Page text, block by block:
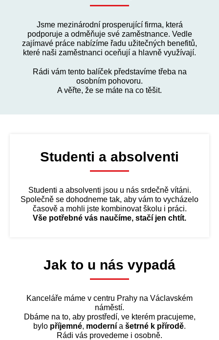
Jsme mezinárodní prosperující firma, která
podporuje a odměňuje své zaměstnance. Vedle
zajímavé práce nabízíme řadu užitečných benefitů,
které naši zaměstnanci oceňují a hlavně využívají.
Rádi vám tento balíček představíme třeba na
osobním pohovoru.
A věřte, že se máte na co těšit.
Studenti a absolventi
Studenti a absolventi jsou u nás srdečně vítáni.
Společně se dohodneme tak, aby vám to vycházelo
časově a mohli jste kombinovat školu i práci.
Vše potřebné vás naučíme, stačí jen chtít.
Jak to u nás vypadá
Kanceláře máme v centru Prahy na Václavském
náměstí.
Dbáme na to, aby prostředí, ve kterém pracujeme,
bylo příjemné, moderní a šetrné k přírodě.
Rádi vás provedeme i osobně.